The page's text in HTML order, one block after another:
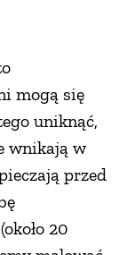
mogą się
uniknąć,
wnikają w
przed
20